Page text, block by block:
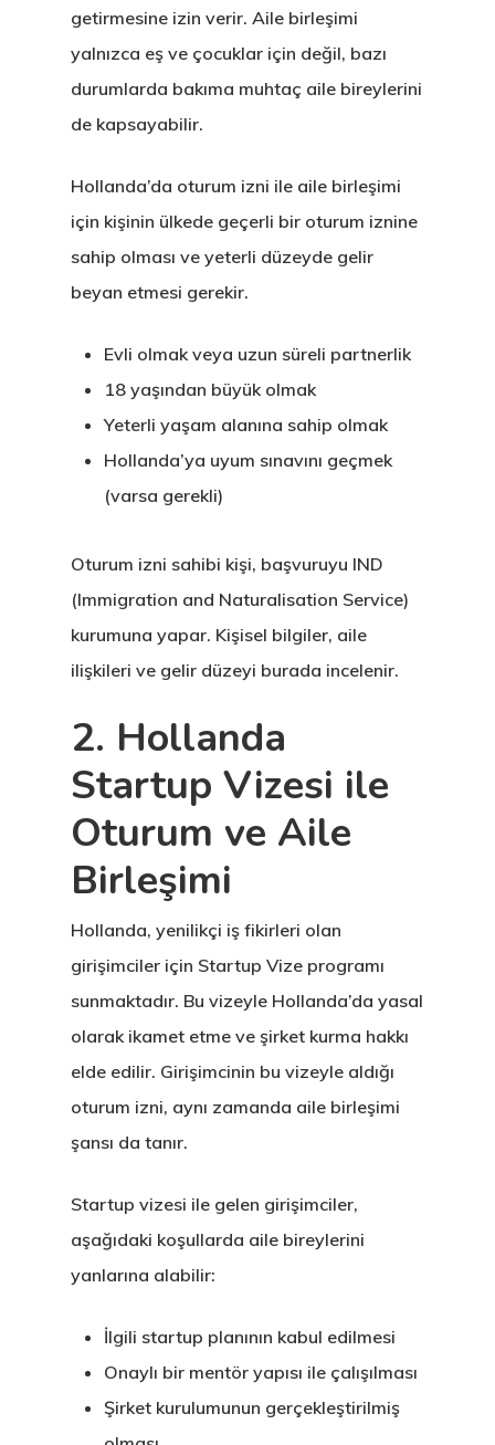
getirmesine izin verir. Aile birleşimi
yalnızca eş ve çocuklar için değil, bazı
durumlarda bakıma muhtaç aile bireylerini
de kapsayabilir.
Hollanda’da oturum izni ile aile birleşimi
için kişinin ülkede geçerli bir oturum iznine
sahip olması ve yeterli düzeyde gelir
beyan etmesi gerekir.
Evli olmak veya uzun süreli partnerlik
18 yaşından büyük olmak
Yeterli yaşam alanına sahip olmak
Hollanda’ya uyum sınavını geçmek
(varsa gerekli)
Oturum izni sahibi kişi, başvuruyu IND
(Immigration and Naturalisation Service)
kurumuna yapar. Kişisel bilgiler, aile
ilişkileri ve gelir düzeyi burada incelenir.
2. Hollanda
Startup Vizesi ile
Oturum ve Aile
Birleşimi
Hollanda, yenilikçi iş fikirleri olan
girişimciler için Startup Vize programı
sunmaktadır. Bu vizeyle Hollanda’da yasal
olarak ikamet etme ve şirket kurma hakkı
elde edilir. Girişimcinin bu vizeyle aldığı
oturum izni, aynı zamanda aile birleşimi
şansı da tanır.
Startup vizesi ile gelen girişimciler,
aşağıdaki koşullarda aile bireylerini
yanlarına alabilir:
İlgili startup planının kabul edilmesi
Onaylı bir mentör yapısı ile çalışılması
Şirket kurulumunun gerçekleştirilmiş